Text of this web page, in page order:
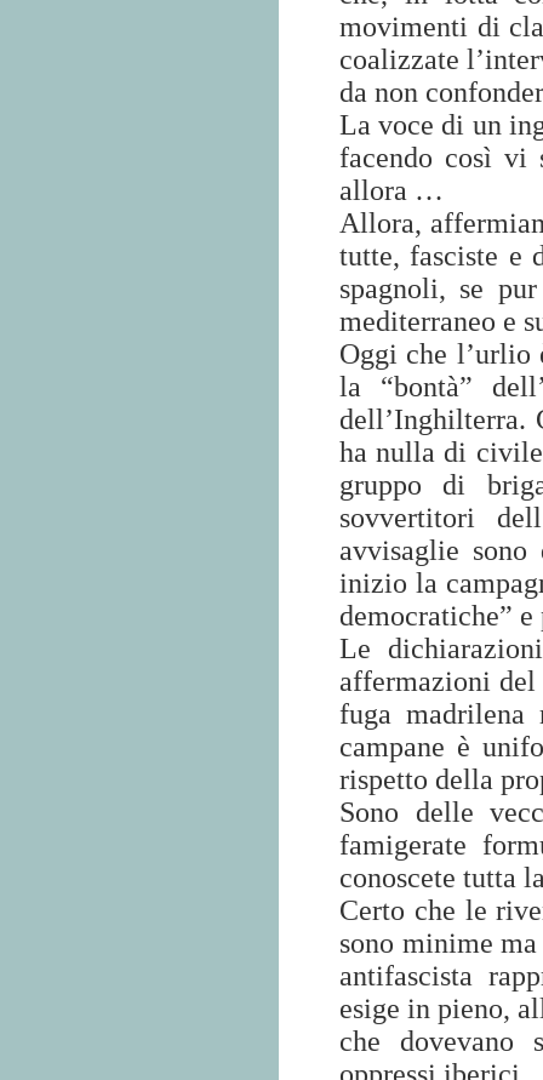
movimenti di
coalizzate
da non
La voce di un
facendo così vi
allora …
Allora,
tutte, fasciste e
spagnoli, se
mediterraneo e
Oggi che l’urlio
la “bontà”
dell’Inghilterra.
ha nulla di
gruppo di
sovvertitori
avvisaglie
inizio la
democratiche”
Le
affermazioni del
fuga madrilena
campane è
rispetto della
Sono delle
famigerate
conoscete tutta
Certo che le
sono minime
antifascista
esige in pieno,
che dovevano